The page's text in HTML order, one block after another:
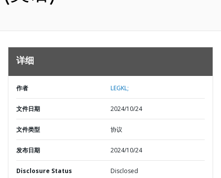
详细
作者 LEGKL;
文件日期 2024/10/24
文件类型 协议
发布日期 2024/10/24
Disclosure Status Disclosed